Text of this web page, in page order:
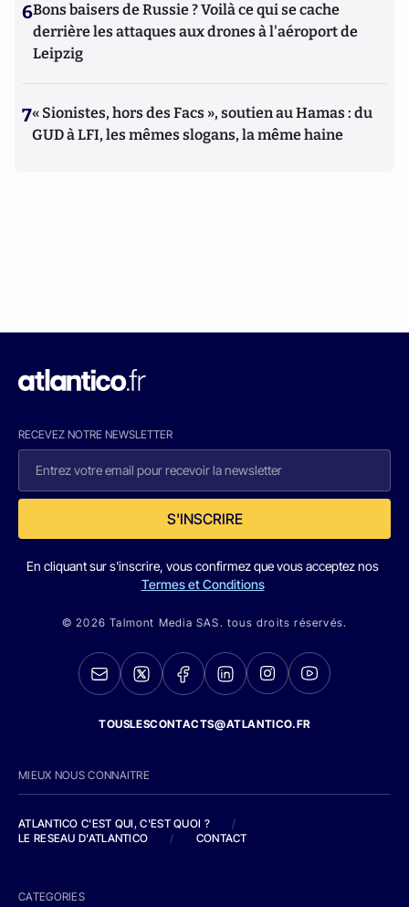
6Bons baisers de Russie ? Voilà ce qui se cache
derrière les attaques aux drones à l'aéroport de
Leipzig
7« Sionistes, hors des Facs », soutien au Hamas : du
GUD à LFI, les mêmes slogans, la même haine
RECEVEZ NOTRE NEWSLETTER
S'INSCRIRE
En cliquant sur s'inscrire, vous confirmez que vous acceptez nos
Termes et Conditions
© 2026 Talmont Media SAS. tous droits réservés.
TOUSLESCONTACTS@ATLANTICO.FR
MIEUX NOUS CONNAITRE
ATLANTICO C'EST QUI, C'EST QUOI ?
/
LE RESEAU D'ATLANTICO
/ CONTACT
CATEGORIES